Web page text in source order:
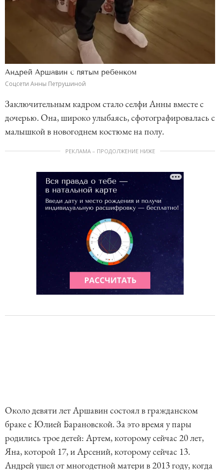
Андрей Аршавин с пятым ребенком
Соцсети Анны Петрушиной
Заключительным кадром стало селфи Анны вместе с
дочерью. Она, широко улыбаясь, сфотографировалась с
малышкой в новогоднем костюме на полу.
РЕКЛАМА – ПРОДОЛЖЕНИЕ НИЖЕ
Около девяти лет Аршавин состоял в гражданском
браке с Юлией Барановской. За это время у пары
родились трое детей: Артем, которому сейчас 20 лет,
Яна, которой 17, и Арсений, которому сейчас 13.
Андрей ушел от многодетной матери в 2013 году, когда